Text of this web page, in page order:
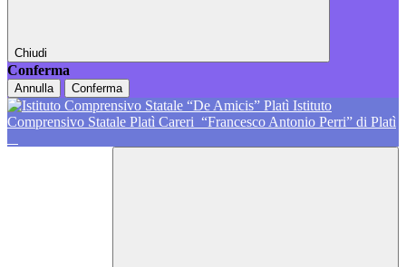
Chiudi
Conferma
Annulla Conferma
Istituto
Comprensivo Statale Platì Careri “Francesco Antonio Perri” di Platì